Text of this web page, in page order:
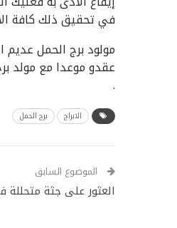
في تحقيق ذلك كافة
مولود برج الحمل عديم
عقدو موعدا مع مولد
.
الابراج برج الحمل
الموضوع السابق
العثور على جثة